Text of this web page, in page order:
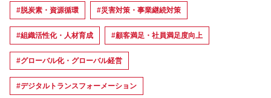
#脱炭素・資源循環 #災害対策・事業継続対策
#組織活性化・人材育成 #顧客満足・社員満足度向上
#グローバル化・グローバル経営
#デジタルトランスフォーメーション